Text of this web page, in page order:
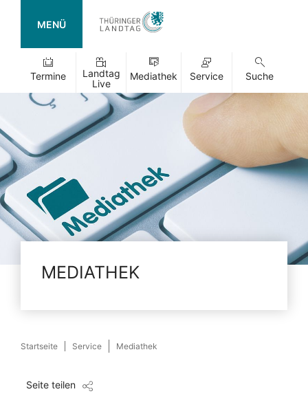
MENÜ
Termine
Landtag
Live
Mediathek Service Suche
MEDIATHEK
Startseite Service Mediathek
Seite teilen